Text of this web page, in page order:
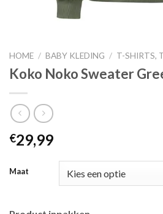
HOME / BABY KLEDING / T-SHIRTS,
Koko Noko Sweater
€29,99
Maat